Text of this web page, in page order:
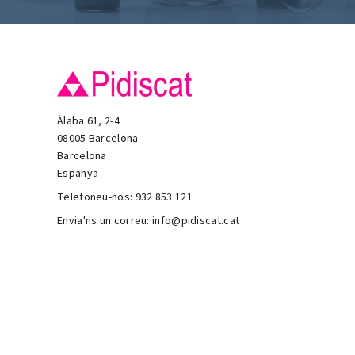
Àlaba 61, 2-4
08005 Barcelona
Barcelona
Espanya
Telefoneu-nos: 932 853 121
Envia'ns un correu:info@pidiscat.cat